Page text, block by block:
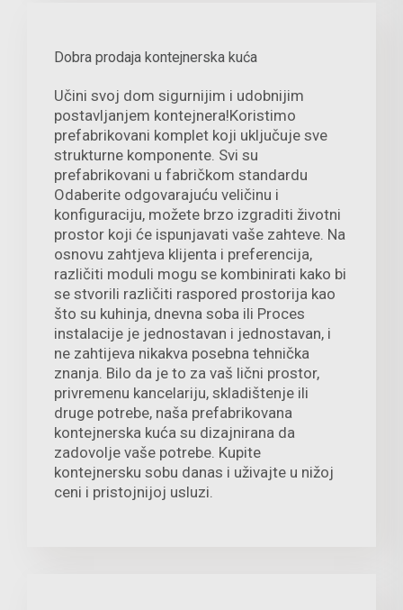
Dobra prodaja kontejnerska kuća
Učini svoj dom sigurnijim i udobnijim
postavljanjem kontejnera!Koristimo
prefabrikovani komplet koji uključuje sve
strukturne komponente. Svi su
prefabrikovani u fabričkom standardu
Odaberite odgovarajuću veličinu i
konfiguraciju, možete brzo izgraditi životni
prostor koji će ispunjavati vaše zahteve. Na
osnovu zahtjeva klijenta i preferencija,
različiti moduli mogu se kombinirati kako bi
se stvorili različiti raspored prostorija kao
što su kuhinja, dnevna soba ili Proces
instalacije je jednostavan i jednostavan, i
ne zahtijeva nikakva posebna tehnička
znanja. Bilo da je to za vaš lični prostor,
privremenu kancelariju, skladištenje ili
druge potrebe, naša prefabrikovana
kontejnerska kuća su dizajnirana da
zadovolje vaše potrebe. Kupite
kontejnersku sobu danas i uživajte u nižoj
ceni i pristojnijoj usluzi.